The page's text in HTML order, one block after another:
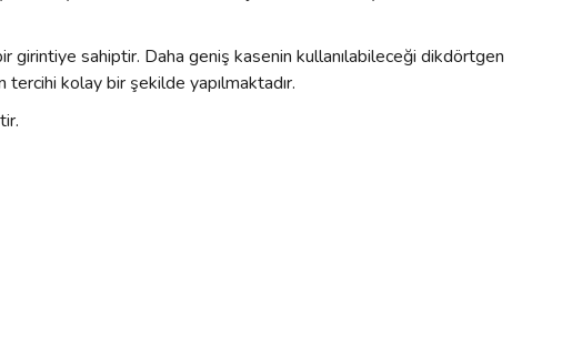
sahiptir. Daha geniş kasenin kullanılabileceği dikdörtgen
tercihi kolay bir şekilde yapılmaktadır.